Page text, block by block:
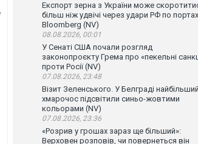
Експорт зерна з України може
більш ніж удвічі через удари РФ по
Bloomberg (NV)
08.08.2026, 00:01
У Сенаті США почали розгляд
законопроєкту Грема про «пекельні
проти Росії (NV)
07.08.2026, 23:48
Візит Зеленського. У Белграді найбільший
хмарочос підсвітили синьо-жовтими
кольорами (NV)
07.08.2026, 23:36
«Розрив у грошах зараз ще більший»:
Верховен розповів, чи повернеться він